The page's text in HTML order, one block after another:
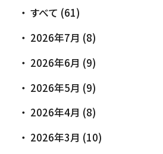
すべて (61)
2026年7月 (8)
2026年6月 (9)
2026年5月 (9)
2026年4月 (8)
2026年3月 (10)